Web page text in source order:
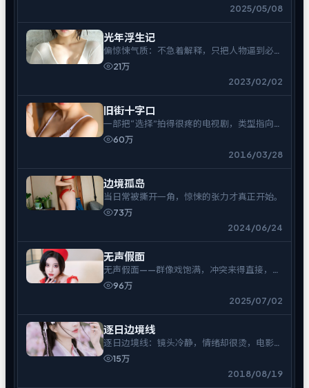
2025/05/08
光年浮生记
偏惊悚气质：不急着解释，只把人物逼到必须
表态的时刻。
21万
2023/02/02
旧街十字口
一部把“选择”拍得很疼的电视剧，类型指向冒
险。60万
2016/03/28
边境孤岛
当日常被撕开一角，惊悚的张力才真正开始。
73万
2024/06/24
无声假面
无声假面——群像戏饱满，冲突来得直接，余
味偏冷。
96万
2025/07/02
逐日边境线
逐日边境线：镜头冷静，情绪却很烫，电影爱
好者可入。
15万
2018/08/19